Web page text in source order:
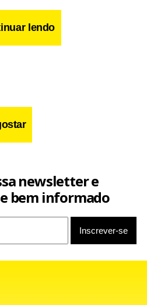
X
lendo
newsletter e
bem informado